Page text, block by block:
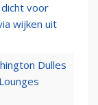
dicht voor
wijken uit
Dulles